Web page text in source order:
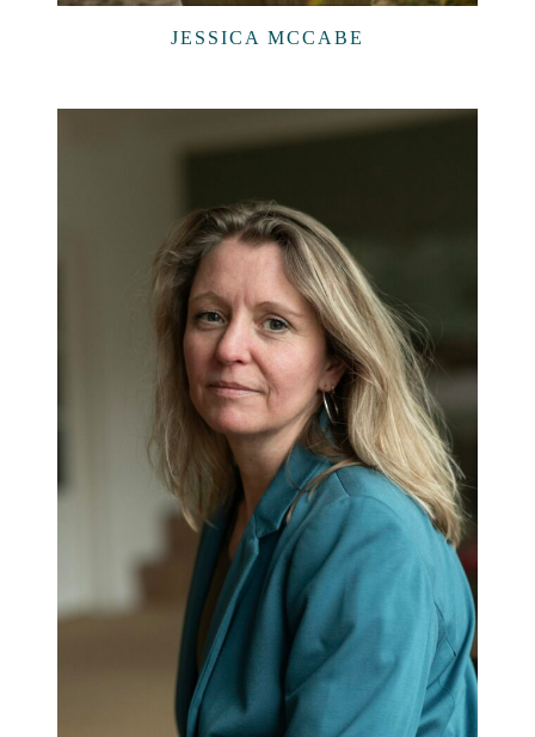
JESSICA MCCABE